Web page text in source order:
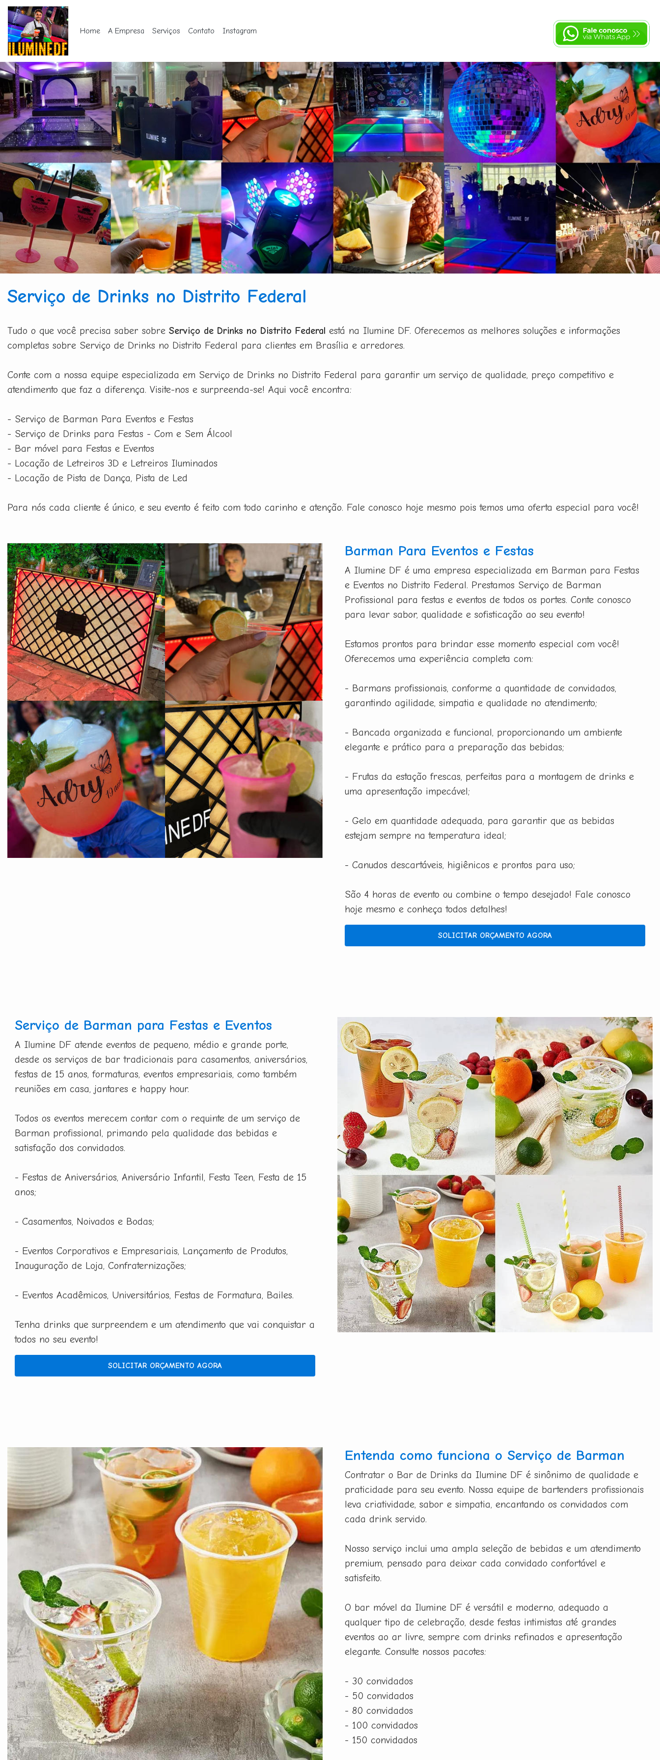
Home A Empresa Serviços Contato Instagram
Serviço de Drinks no Distrito Federal
Tudo o que você precisa saber sobre Serviço de Drinks no Distrito Federal está na Ilumine DF. Oferecemos as melhores soluções e informações
completas sobre Serviço de Drinks no Distrito Federal para clientes em Brasília e arredores.
Conte com a nossa equipe especializada em Serviço de Drinks no Distrito Federal para garantir um serviço de qualidade, preço competitivo e
atendimento que faz a diferença. Visite-nos e surpreenda-se! Aqui você encontra:
- Serviço de Barman Para Eventos e Festas
- Serviço de Drinks para Festas - Com e Sem Álcool
- Bar móvel para Festas e Eventos
- Locação de Letreiros 3D e Letreiros Iluminados
- Locação de Pista de Dança, Pista de Led
Para nós cada cliente é único, e seu evento é feito com todo carinho e atenção. Fale conosco hoje mesmo pois temos uma oferta especial para você!
Barman Para Eventos e Festas
A Ilumine DF é uma empresa especializada em Barman para Festas
e Eventos no Distrito Federal. Prestamos Serviço de Barman
Profissional para festas e eventos de todos os portes. Conte conosco
para levar sabor, qualidade e sofisticação ao seu evento!
Estamos prontos para brindar esse momento especial com você!
Oferecemos uma experiência completa com:
- Barmans profissionais, conforme a quantidade de convidados,
garantindo agilidade, simpatia e qualidade no atendimento;
- Bancada organizada e funcional, proporcionando um ambiente
elegante e prático para a preparação das bebidas;
- Frutas da estação frescas, perfeitas para a montagem de drinks e
uma apresentação impecável;
- Gelo em quantidade adequada, para garantir que as bebidas
estejam sempre na temperatura ideal;
- Canudos descartáveis, higiênicos e prontos para uso;
São 4 horas de evento ou combine o tempo desejado! Fale conosco
hoje mesmo e conheça todos detalhes!
SOLICITAR ORÇAMENTO AGORA
Serviço de Barman para Festas e Eventos
A Ilumine DF atende eventos de pequeno, médio e grande porte,
desde os serviços de bar tradicionais para casamentos, aniversários,
festas de 15 anos, formaturas, eventos empresariais, como também
reuniões em casa, jantares e happy hour.
Todos os eventos merecem contar com o requinte de um serviço de
Barman profissional, primando pela qualidade das bebidas e
satisfação dos convidados.
- Festas de Aniversários, Aniversário Infantil, Festa Teen, Festa de 15
anos;
- Casamentos, Noivados e Bodas;
- Eventos Corporativos e Empresariais, Lançamento de Produtos,
Inauguração de Loja, Confraternizações;
- Eventos Acadêmicos, Universitários, Festas de Formatura, Bailes.
Tenha drinks que surpreendem e um atendimento que vai conquistar a
todos no seu evento!
SOLICITAR ORÇAMENTO AGORA
Entenda como funciona o Serviço de Barman
Contratar o Bar de Drinks da Ilumine DF é sinônimo de qualidade e
praticidade para seu evento. Nossa equipe de bartenders profissionais
leva criatividade, sabor e simpatia, encantando os convidados com
cada drink servido.
Nosso serviço inclui uma ampla seleção de bebidas e um atendimento
premium, pensado para deixar cada convidado confortável e
satisfeito.
O bar móvel da Ilumine DF é versátil e moderno, adequado a
qualquer tipo de celebração, desde festas intimistas até grandes
eventos ao ar livre, sempre com drinks refinados e apresentação
elegante. Consulte nossos pacotes:
- 30 convidados
- 50 convidados
- 80 convidados
- 100 convidados
- 150 convidados